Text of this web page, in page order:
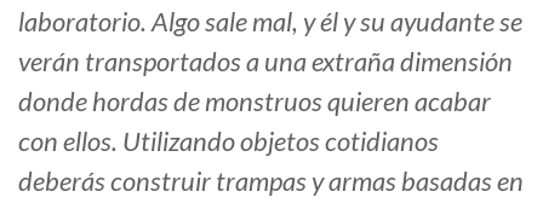
laboratorio. Algo sale mal, y él y su ayudante se
verán transportados a una extraña dimensión
donde hordas de monstruos quieren acabar
con ellos. Utilizando objetos cotidianos
deberás construir trampas y armas basadas en